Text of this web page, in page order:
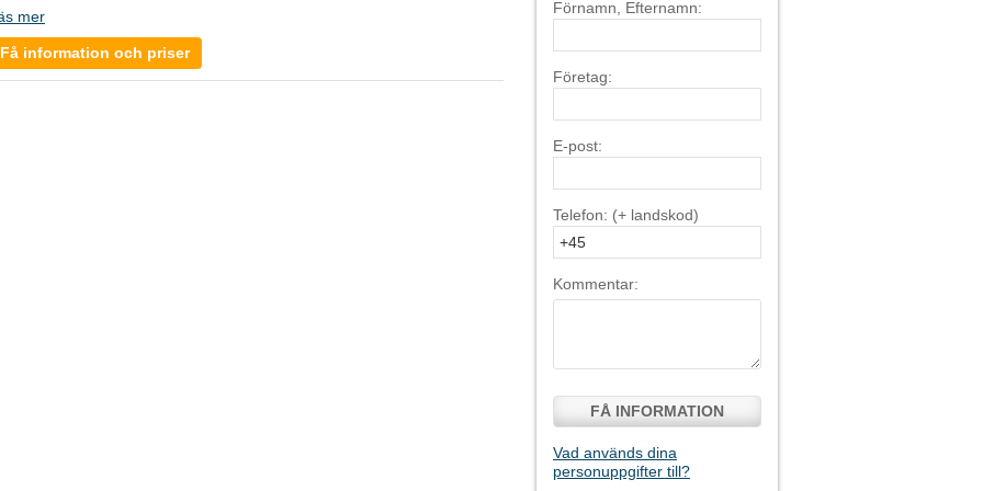
mer
Få information och priser
Förnamn, Efternamn:
Företag:
E-post:
Telefon: (+ landskod)
Kommentar:
FÅ INFORMATION
Vad används dina
personuppgifter till?